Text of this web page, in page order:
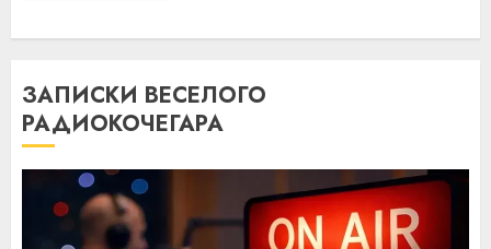
ЗАПИСКИ ВЕСЕЛОГО
РАДИОКОЧЕГАРА